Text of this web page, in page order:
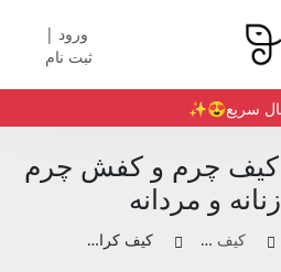
ورود |
ثبت نام
سریع😍✨️
کیف چرم و کفش چرم
و مردانه
کیف کراس بادی کیف کراس بادی | 3808